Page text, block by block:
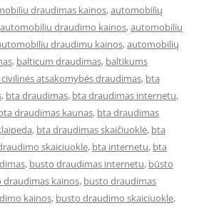
draudimas kainos,automobilių
automobiliu draudimo kainos,automobiliu
draudimu kainos,automobilių
, balticum draudimas, baltikums
atsakomybės draudimas, bta
, bta draudimas, bta draudimas internetu,
draudimas kaunas, bta draudimas
, bta draudimas skaičiuoklė, bta
skaiciuokle, bta internetu, bta
, busto draudimas internetu, būsto
draudimas kainos, busto draudimas
kainos, busto draudimo skaiciuokle,